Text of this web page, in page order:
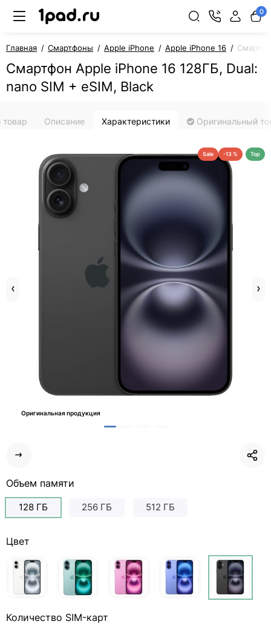
0
Главная Смартфоны Apple iPhone Apple iPhone 16
Смартфон Apple iPhone 16 128ГБ, Dual:
nano SIM + eSIM, Black
товар Описание Характеристики Оригинальный
Sale -13 % Top
Оригинальная продукция
Объем памяти
128 ГБ 256 ГБ 512 ГБ
Цвет
Количество SIM-карт